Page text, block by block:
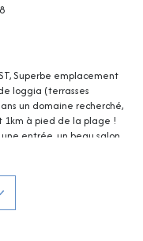
Superbe emplacement
loggia (terrasses
un domaine recherché,
1km à pied de la plage !
entrée, un beau salon
! Puis,1 chambre avec
salle de douche à
dégagement, 3